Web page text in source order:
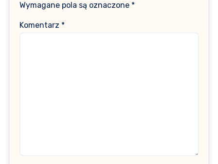
Wymagane pola są oznaczone *
Komentarz *